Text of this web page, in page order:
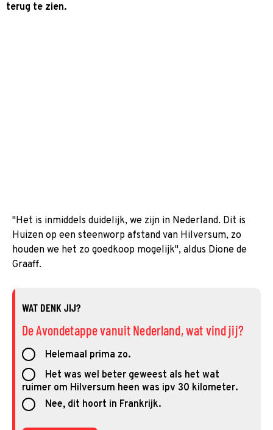
terug te zien.
"Het is inmiddels duidelijk, we zijn in Nederland. Dit is
Huizen op een steenworp afstand van Hilversum, zo
houden we het zo goedkoop mogelijk", aldus Dione de
Graaff.
WAT DENK JIJ?
De Avondetappe vanuit Nederland, wat vind jij?
Helemaal prima zo.
Het was wel beter geweest als het wat
ruimer om Hilversum heen was ipv 30 kilometer.
Nee, dit hoort in Frankrijk.